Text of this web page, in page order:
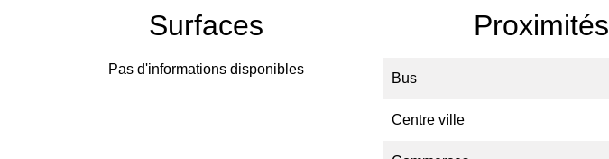
Surfaces
Pas d'informations disponibles
Proximités
Bus
Centre ville